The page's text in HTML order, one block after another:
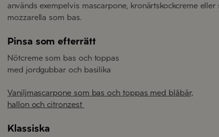
används exempelvis mascarpone, kronärtskockcreme
mozzarella som bas.
Pinsa som efterrätt
Nötcreme som bas och toppas
med jordgubbar och basilika
Vaniljmascarpone som bas och toppas med blåbär,
hallon och citronzest
Klassiska